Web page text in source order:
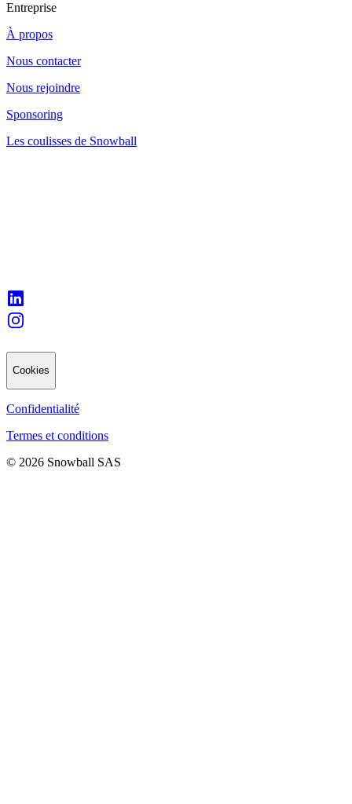
Entreprise
À propos
Nous contacter
Nous rejoindre
Sponsoring
Les coulisses de Snowball
Cookies
Confidentialité
Termes et conditions
© 2026 Snowball SAS